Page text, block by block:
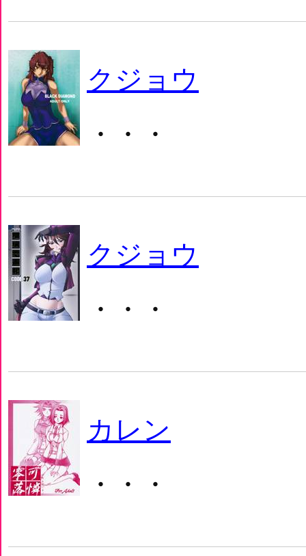
クジョウ
・・・
クジョウ
・・・
カレン
・・・